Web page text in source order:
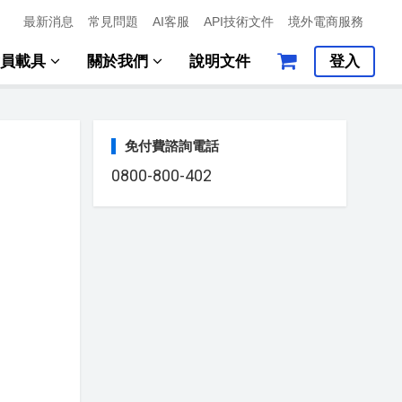
最新消息 常見問題 AI客服 API技術文件 境外電商服務
載具 關於我們 說明文件 登入
免付費諮詢電話
0800-800-402